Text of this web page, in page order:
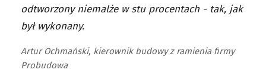
odtworzony niemalże w stu procentach - tak, jak
był wykonany.
Artur Ochmański, kierownik budowy z ramienia firmy
Probudowa